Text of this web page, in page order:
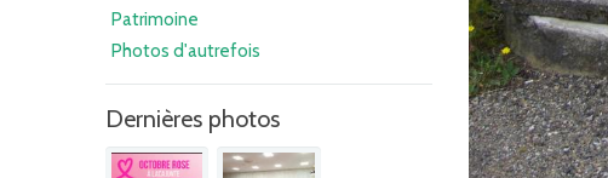
Patrimoine
Photos d'autrefois
Dernières photos